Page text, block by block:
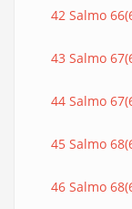
42 Salmo
43 Salmo
44 Salmo
45 Salmo
46 Salmo